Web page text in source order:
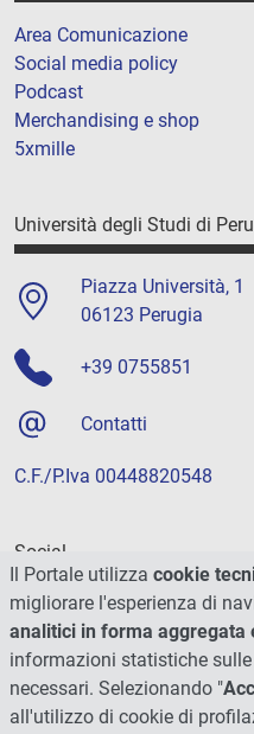
Area Comunicazione
Social media policy
Podcast
Merchandising e shop
5xmille
Università degli Studi di
Piazza Università, 1
06123 Perugia
+39 0755851
Contatti
C.F./P.Iva 00448820548
Social
Il Portale utilizza cookie
migliorare l'esperienza di
analitici in forma aggregata
informazioni statistiche
necessari. Selezionando "
all'utilizzo di cookie di